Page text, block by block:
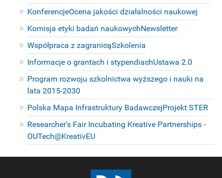
KonferencjeOcena jakości działalności naukowej
Komisja etyki badań naukowychNewsletter
Współpraca z zagranicąSzkolenia
Informacje o grantach i stypendiachUstawa 2.0
Program rozwoju szkolnictwa wyższego i nauki na
lata 2015-2030
Polska Mapa Infrastruktury BadawczejProjekt STER
Researcher's Fair Incubating Kreative Partnerships -
OUTech@KreativEU